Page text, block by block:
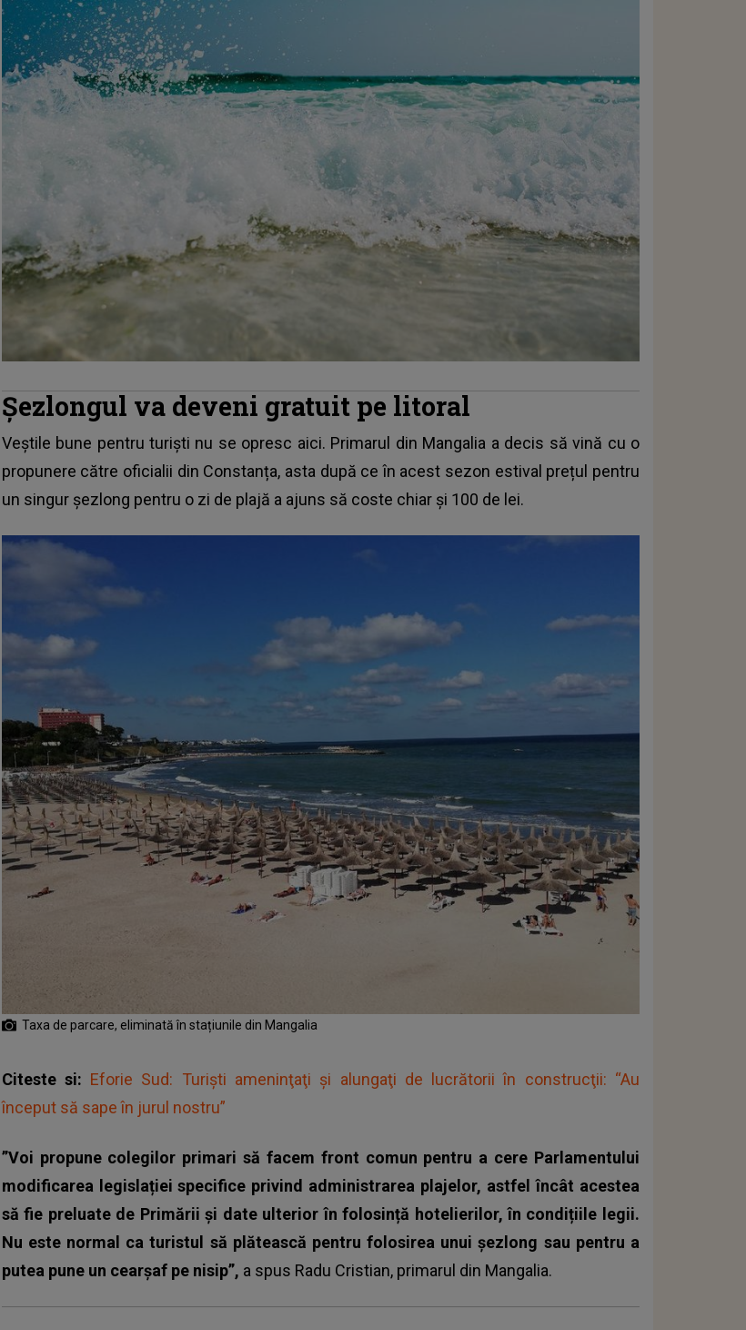
Șezlongul va deveni gratuit pe litoral
Veștile bune pentru turiști nu se opresc aici. Primarul din Mangalia a decis să vină cu o
propunere către oficialii din Constanța, asta după ce în acest sezon estival prețul pentru
un singur șezlong pentru o zi de plajă a ajuns să coste chiar și 100 de lei.
Taxa de parcare, eliminată în stațiunile din Mangalia
Citeste si: Eforie Sud: Turişti ameninţaţi şi alungaţi de lucrătorii în construcţii: “Au
început să sape în jurul nostru”
”Voi propune colegilor primari să facem front comun pentru a cere Parlamentului
modificarea legislației specifice privind administrarea plajelor, astfel încât acestea
să fie preluate de Primării și date ulterior în folosință hotelierilor, în condițiile legii.
Nu este normal ca turistul să plătească pentru folosirea unui șezlong sau pentru a
putea pune un cearșaf pe nisip”, a spus Radu Cristian, primarul din Mangalia.